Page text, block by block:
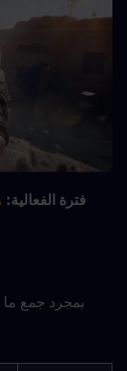
فترة الفعالية: